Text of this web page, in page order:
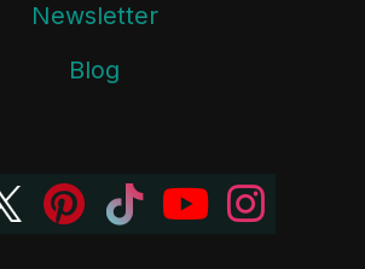
Newsletter
Blog